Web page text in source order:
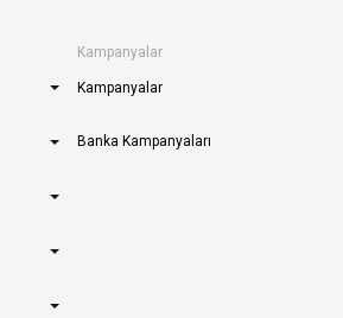
Kampanyalar
Kampanyalar
Banka Kampanyaları